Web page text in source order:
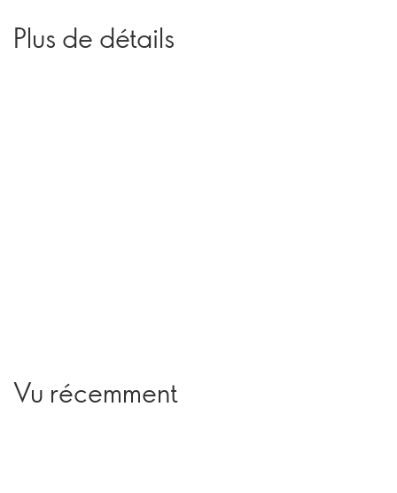
Plus de détails
Vu récemment